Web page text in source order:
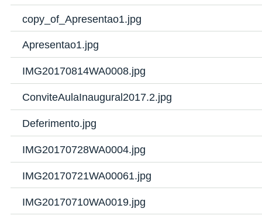
copy_of_Apresentao1.jpg
Apresentao1.jpg
IMG20170814WA0008.jpg
ConviteAulaInaugural2017.2.jpg
Deferimento.jpg
IMG20170728WA0004.jpg
IMG20170721WA00061.jpg
IMG20170710WA0019.jpg